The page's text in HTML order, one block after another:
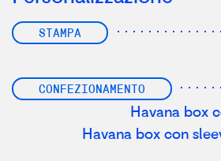
STAMPA
CONFEZIONAMENTO
Havana box
Havana box con